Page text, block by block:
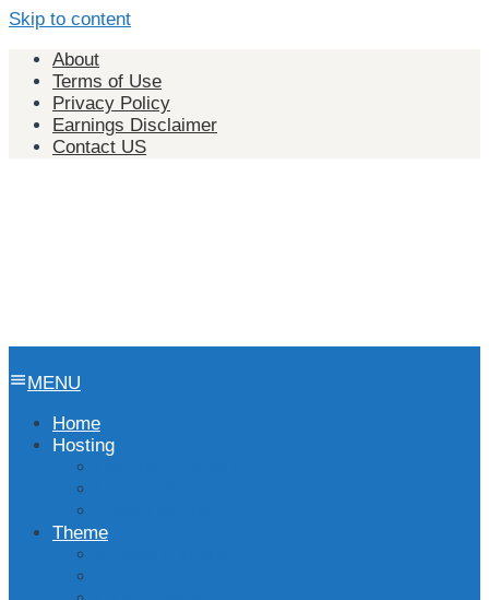
Skip to content
About
Terms of Use
Privacy Policy
Earnings Disclaimer
Contact US
MENU
Home
Hosting
Theme